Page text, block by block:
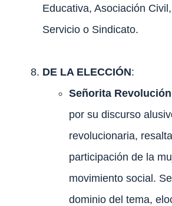
Educativa, Asociación
Servicio o Sindicato.
DE LA ELECCIÓN:
Señorita Revolución
por su discurso
revolucionaria,
participación de la
movimiento social.
dominio del tema,